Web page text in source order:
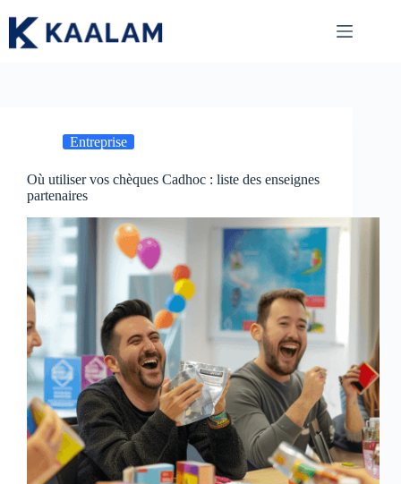
au
contenu
Entreprise
Où utiliser vos chèques Cadhoc : liste des enseignes
partenaires